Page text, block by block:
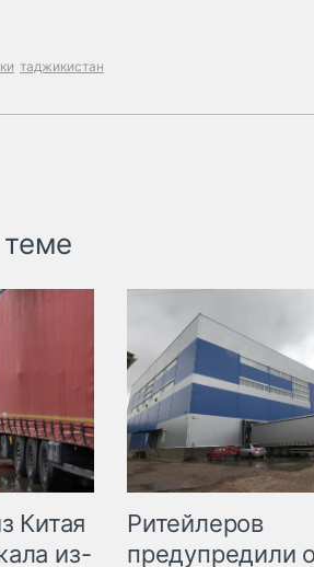
таджикистан
Китая
из-
Ритейлеров
предупредили о